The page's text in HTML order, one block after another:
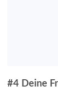
#4 Deine